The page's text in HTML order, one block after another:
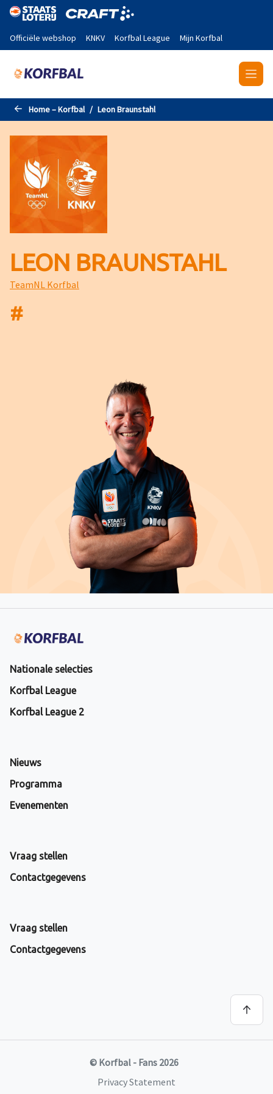
Naar de hoofdinhoud gaan
Officiële webshop KNKV Korfbal League Mijn Korfbal
Home – Korfbal Leon Braunstahl
LEON BRAUNSTAHL
TeamNL Korfbal
#
Nationale selecties
Korfbal League
Korfbal League 2
Nieuws
Programma
Evenementen
Vraag stellen
Contactgegevens
Vraag stellen
Contactgegevens
© Korfbal - Fans 2026
Privacy Statement